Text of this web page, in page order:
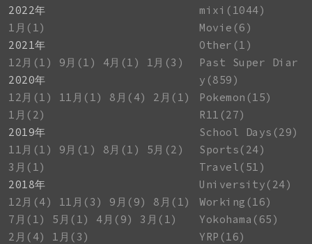
2022年
1月(1)
2021年
12月(1)
9月(1) 4月(1)
1月(3)
2020年
12月(1)
11月(1) 8月(4)
2月(1)
1月(2)
2019年
11月(1)
9月(1) 8月(1)
5月(2)
3月(1)
2018年
12月(4)
11月(3) 9月(9)
8月(1)
7月(1)
5月(1) 4月(9)
3月(1)
2月(4)
1月(3)
mixi(1044)
Movie(6)
Other(1)
Past Super Diar
y(859)
Pokemon(15)
R11(27)
School Days(29)
Sports(24)
Travel(51)
University(24)
Working(16)
Yokohama(65)
YRP(16)